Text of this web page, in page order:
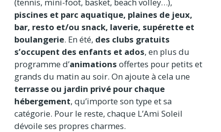
piscines et parc aquatique, plaines de jeux,
bar, resto et/ou snack, laverie, supérette et
boulangerie. En été, des clubs gratuits
s’occupent des enfants et ados, en plus du
programme d’animations offertes pour petits et
grands du matin au soir. On ajoute à cela une
terrasse ou jardin privé pour chaque
hébergement, qu’importe son type et sa
catégorie. Pour le reste, chaque L’Ami Soleil
dévoile ses propres charmes.